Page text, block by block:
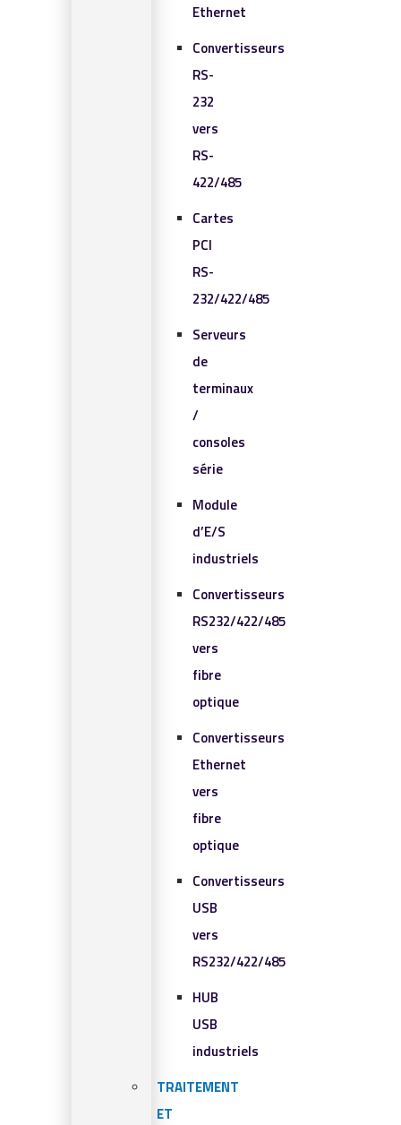
Ethernet
Convertisseurs
RS-
232
vers
RS-
422/485
Cartes
PCI
RS-
232/422/485
Serveurs
de
terminaux
/
consoles
série
Module
d’E/S
industriels
Convertisseurs
RS232/422/485
vers
fibre
optique
Convertisseurs
Ethernet
vers
fibre
optique
Convertisseurs
USB
vers
RS232/422/485
HUB
USB
industriels
TRAITEMENT
ET